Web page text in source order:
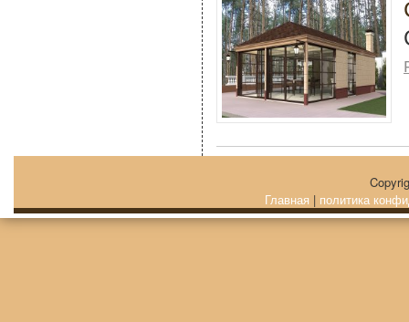
Главная | политика